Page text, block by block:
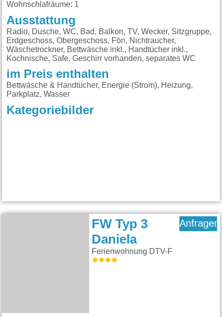
Wohnschlafräume: 1
Ausstattung
Radio, Dusche, WC, Bad, Balkon, TV, Wecker, Sitzgruppe,
Erdgeschoss, Obergeschoss, Fön, Nichtraucher,
Wäschetrockner, Bettwäsche inkl., Handtücher inkl.,
Kochnische, Safe, Geschirr vorhanden, separates WC
im Preis enthalten
Bettwäsche & Handtücher, Energie (Strom), Heizung,
Parkplatz, Wasser
Kategoriebilder
FW Typ 3
Daniela
Ferienwohnung DTV-F
Anfragen